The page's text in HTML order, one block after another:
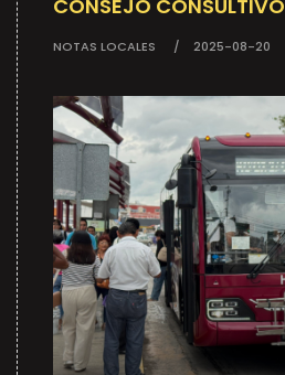
CONSEJO CONSULTIVO
NOTAS LOCALES 2025-08-20